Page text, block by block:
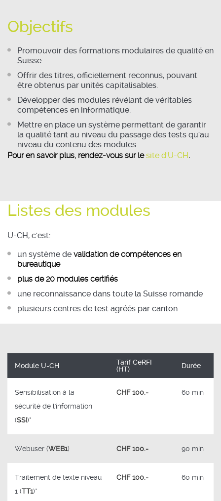
Objectifs
Promouvoir des formations modulaires de qualité en
Suisse.
Offrir des titres, officiellement reconnus, pouvant
être obtenus par unités capitalisables.
Développer des modules révélant de véritables
compétences en informatique.
Mettre en place un système permettant de garantir
la qualité tant au niveau du passage des tests qu'au
niveau du contenu des modules.
Pour en savoir plus, rendez-vous sur lesite d'U-CH.
Listes des modules
U-CH, c'est:
un système de validation de compétences en
bureautique
plus de 20 modules certifiés
une reconnaissance dans toute la Suisse romande
plusieurs centres de test agréés par canton
Module U-CH
Tarif CeRFI
(HT)
Durée
Sensibilisation à la
sécurité de l'information
(SSI)*
CHF 100.- 60 min
Webuser (WEB1) CHF 100.- 90 min
Traitement de texte niveau
1 (TT1)*
CHF 100.- 60 min